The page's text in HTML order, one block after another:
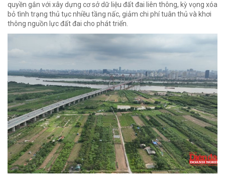
quyền gắn với xây dựng cơ sở dữ liệu đất đai liên thông, kỳ vọng xóa
bỏ tình trạng thủ tục nhiều tầng nấc, giảm chi phí tuân thủ và khơi
thông nguồn lực đất đai cho phát triển.